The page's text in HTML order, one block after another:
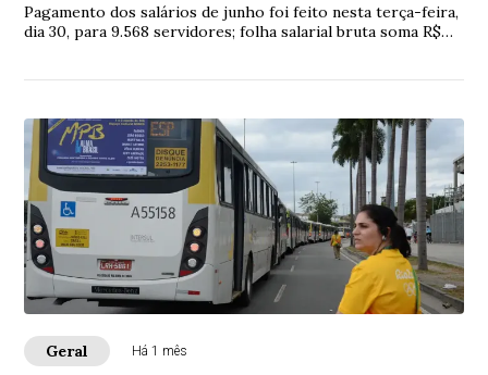
Pagamento dos salários de junho foi feito nesta terça-feira,
dia 30, para 9.568 servidores; folha salarial bruta soma R$
Geral Há 1 mês